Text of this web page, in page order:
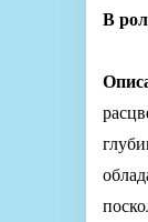
В